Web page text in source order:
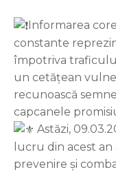
Informarea
constante
împotriva
un cetățean
recunoască
capcanele
Astăzi,
lucru din acest
prevenire și